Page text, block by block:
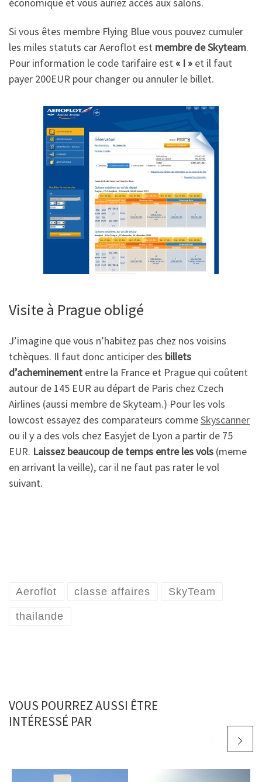
Si vous êtes membre Flying Blue vous pouvez cumuler
les miles statuts car Aeroflot est membre de Skyteam.
Pour information le code tarifaire est « I » et il faut
payer 200EUR pour changer ou annuler le billet.
Visite à Prague obligé
J’imagine que vous n’habitez pas chez nos voisins
tchèques. Il faut donc anticiper des billets
d’acheminement entre la France et Prague qui coûtent
autour de 145 EUR au départ de Paris chez Czech
Airlines (aussi membre de Skyteam.) Pour les vols
lowcost essayez des comparateurs commeSkyscanner
ou il y a des vols chez Easyjet de Lyon a partir de 75
EUR. Laissez beaucoup de temps entre les vols (meme
en arrivant la veille), car il ne faut pas rater le vol
suivant.
Aeroflot classe affaires SkyTeam
thailande
VOUS POURREZ AUSSI ÊTRE
INTÉRESSÉ PAR